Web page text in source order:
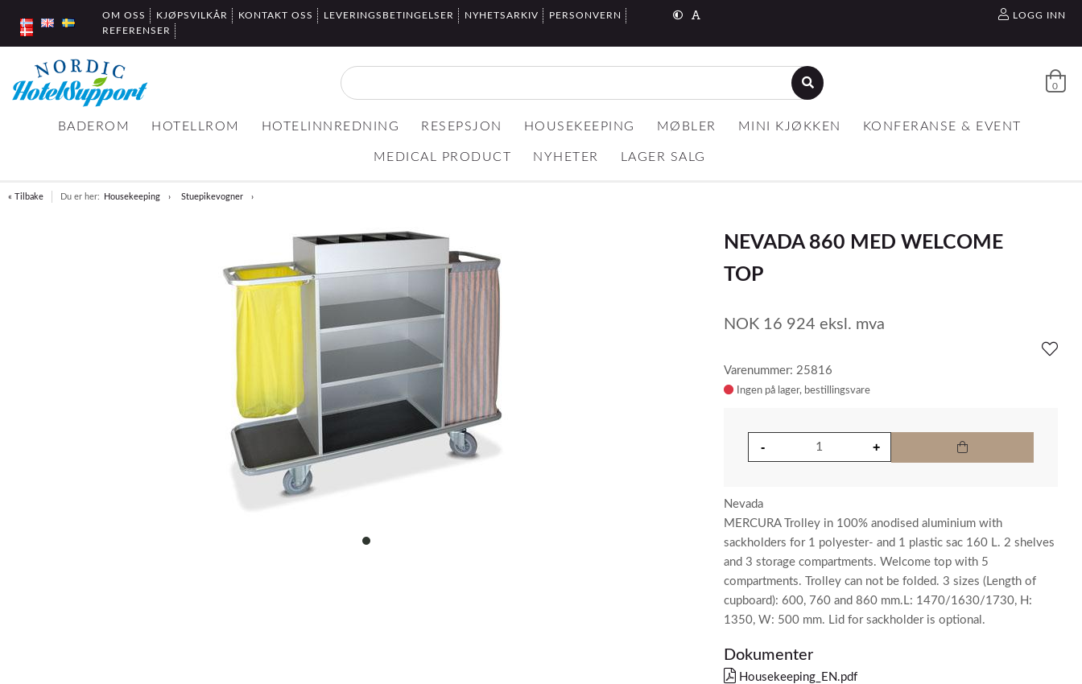
OM OSS KJØPSVILKÅR KONTAKT OSS LEVERINGSBETINGELSER NYHETSARKIV
PERSONVERN
REFERENSER
LOGG INN
0
BADEROM HOTELLROM HOTELINNREDNING RESEPSJON HOUSEKEEPING MØBLER MINI KJØKKEN KONFERANSE & EVENT
MEDICAL PRODUCT NYHETER LAGER SALG
« Tilbake Du er her: Housekeeping Stuepikevogner
item
NEVADA 860 MED WELCOME
TOP
NOK 16 924 eksl. mva
Varenummer: 25816
Ingen på lager
Nevada
MERCURA Trolley in 100% anodised aluminium with
sackholders for 1 polyester- and 1 plastic sac 160 L. 2 shelves
and 3 storage compartments. Welcome top with 5
compartments. Trolley can not be folded. 3 sizes (Length of
cupboard): 600, 760 and 860 mm.L: 1470/1630/1730, H:
1350, W: 500 mm. Lid for sackholder is optional.
Dokumenter
Housekeeping_EN.pdf